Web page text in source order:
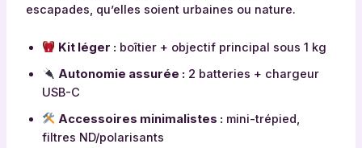
escapades, qu’elles soient urbaines ou nature.
Kit léger : boîtier + objectif principal sous 1 kg
Autonomie assurée : 2 batteries + chargeur
USB-C
Accessoires minimalistes : mini-trépied,
filtres ND/polarisants